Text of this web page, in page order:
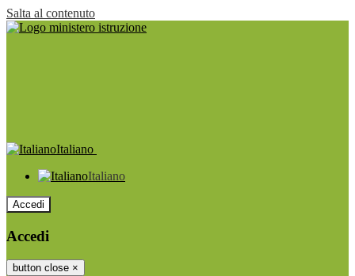
Salta al contenuto
Italiano
Italiano
Accedi
Accedi
button close ×